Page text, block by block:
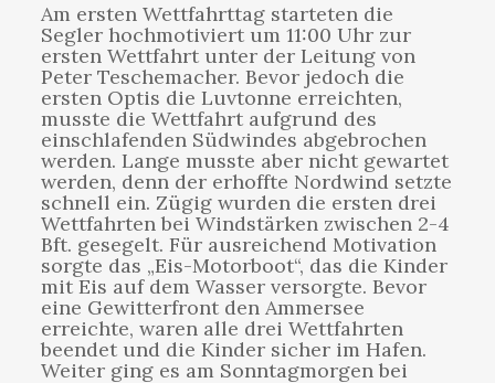
Am ersten Wettfahrttag starteten die
Segler hochmotiviert um 11:00 Uhr zur
ersten Wettfahrt unter der Leitung von
Peter Teschemacher. Bevor jedoch die
ersten Optis die Luvtonne erreichten,
musste die Wettfahrt aufgrund des
einschlafenden Südwindes abgebrochen
werden. Lange musste aber nicht gewartet
werden, denn der erhoffte Nordwind setzte
schnell ein. Zügig wurden die ersten drei
Wettfahrten bei Windstärken zwischen 2-4
Bft. gesegelt. Für ausreichend Motivation
sorgte das „Eis-Motorboot“, das die Kinder
mit Eis auf dem Wasser versorgte. Bevor
eine Gewitterfront den Ammersee
erreichte, waren alle drei Wettfahrten
beendet und die Kinder sicher im Hafen.
Weiter ging es am Sonntagmorgen bei